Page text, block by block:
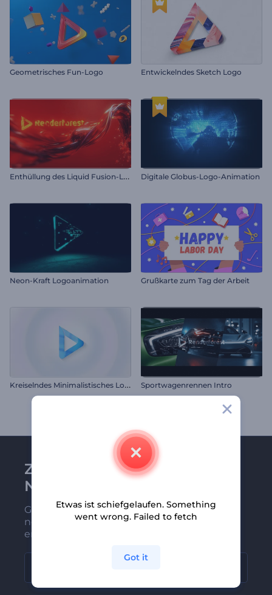
Geometrisches Fun-Logo Entwickelndes Sketch Logo
E
nthüllung des Liquid Fusion-Logos Digitale Globus-Logo-Animation
Neon-Kraft Logoanimation Grußkarte zum Tag der Arbeit
K
reiselndes Minimalistisches Logo Sportwagenrennen Intro
Zu Renderforest-
Newsletter anmelden
Gehören Sie zu den Ersten, die unsere
neuesten Nachrichten und Angebote
erhalten
Etwas ist schiefgelaufen. Something
went wrong. Failed to fetch
Got it